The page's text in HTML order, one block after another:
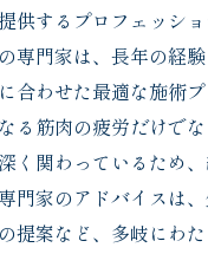
供するプロフェッシ
専門家は、長年の経
合わせた最適な施術
る筋肉の疲労だけで
く関わっているため
門家のアドバイスは
提案など、多岐にわ